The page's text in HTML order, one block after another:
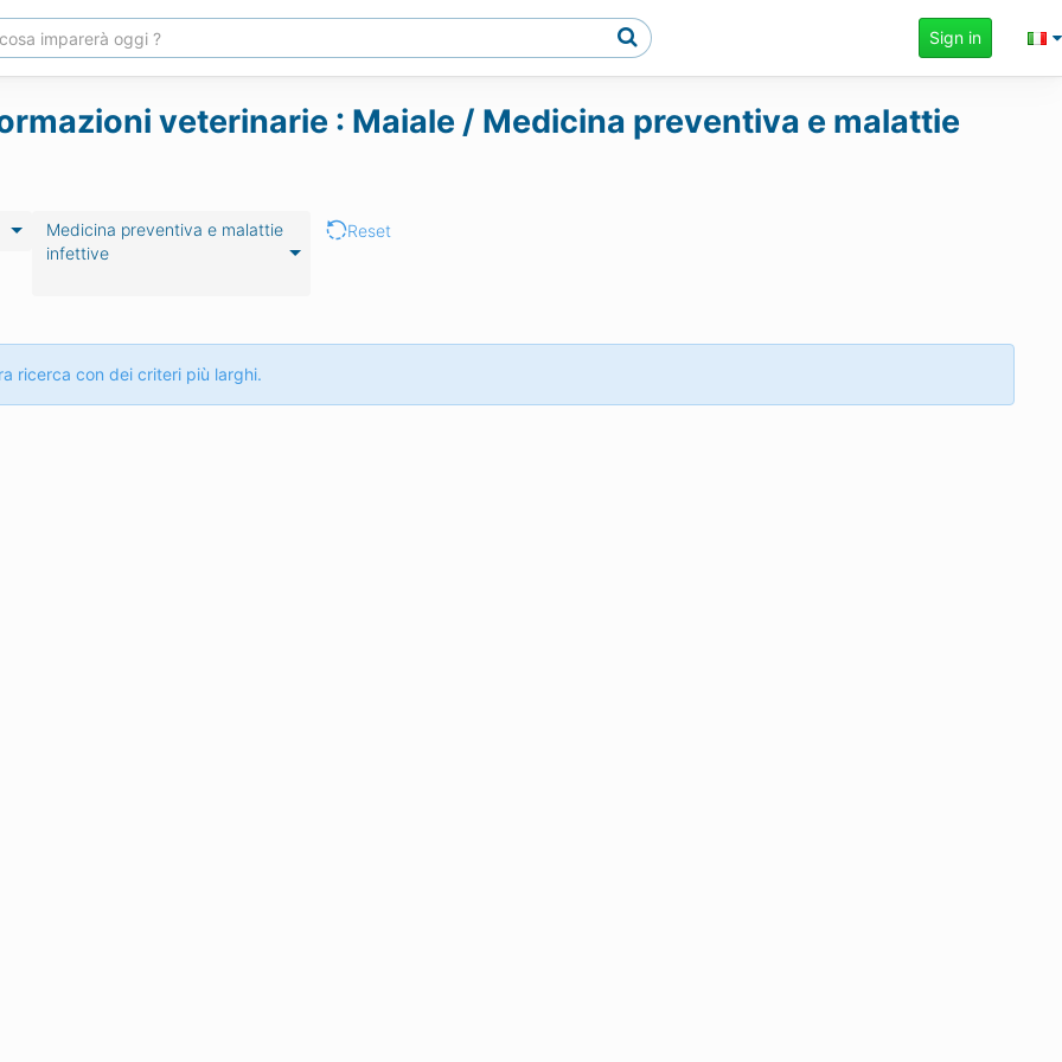
Sign in
veterinarie : Maiale / Medicina preventiva e malattie
Medicina preventiva e malattie
infettive
Reset
ricerca con dei criteri più larghi.